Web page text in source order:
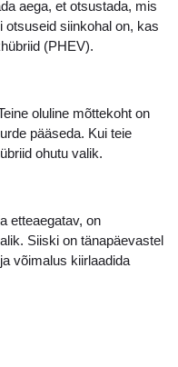
aega, et otsustada, mis
siinkohal on, kas
(PHEV).
oluline mõttekoht on
pääseda. Kui teie
ohutu valik.
etteaegatav, on
Siiski on tänapäevastel
võimalus kiirlaadida